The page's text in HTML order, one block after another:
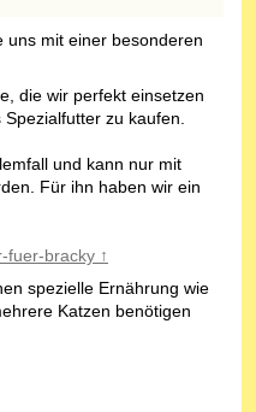
uns mit einer besonderen
die wir perfekt einsetzen
zu kaufen.
und kann nur mit
Für ihn haben wir ein
fuer-bracky ↑
spezielle Ernährung wie
Katzen benötigen